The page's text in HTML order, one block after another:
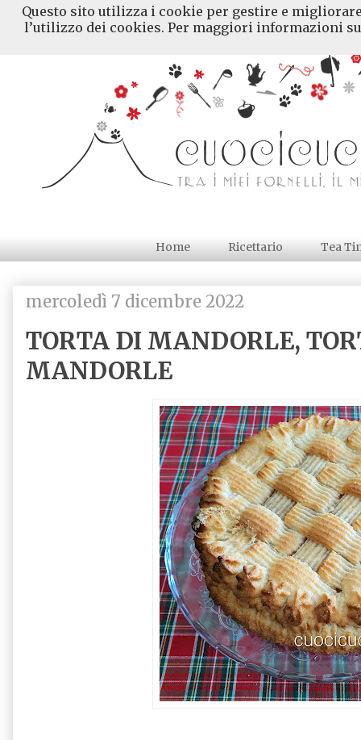
Home Ricettario Tea
mercoledì 7 dicembre 2022
TORTA DI MANDORLE,
MANDORLE
Questo sito utilizza i cookie per gestire e
l’utilizzo dei cookies. Per maggiori informazioni